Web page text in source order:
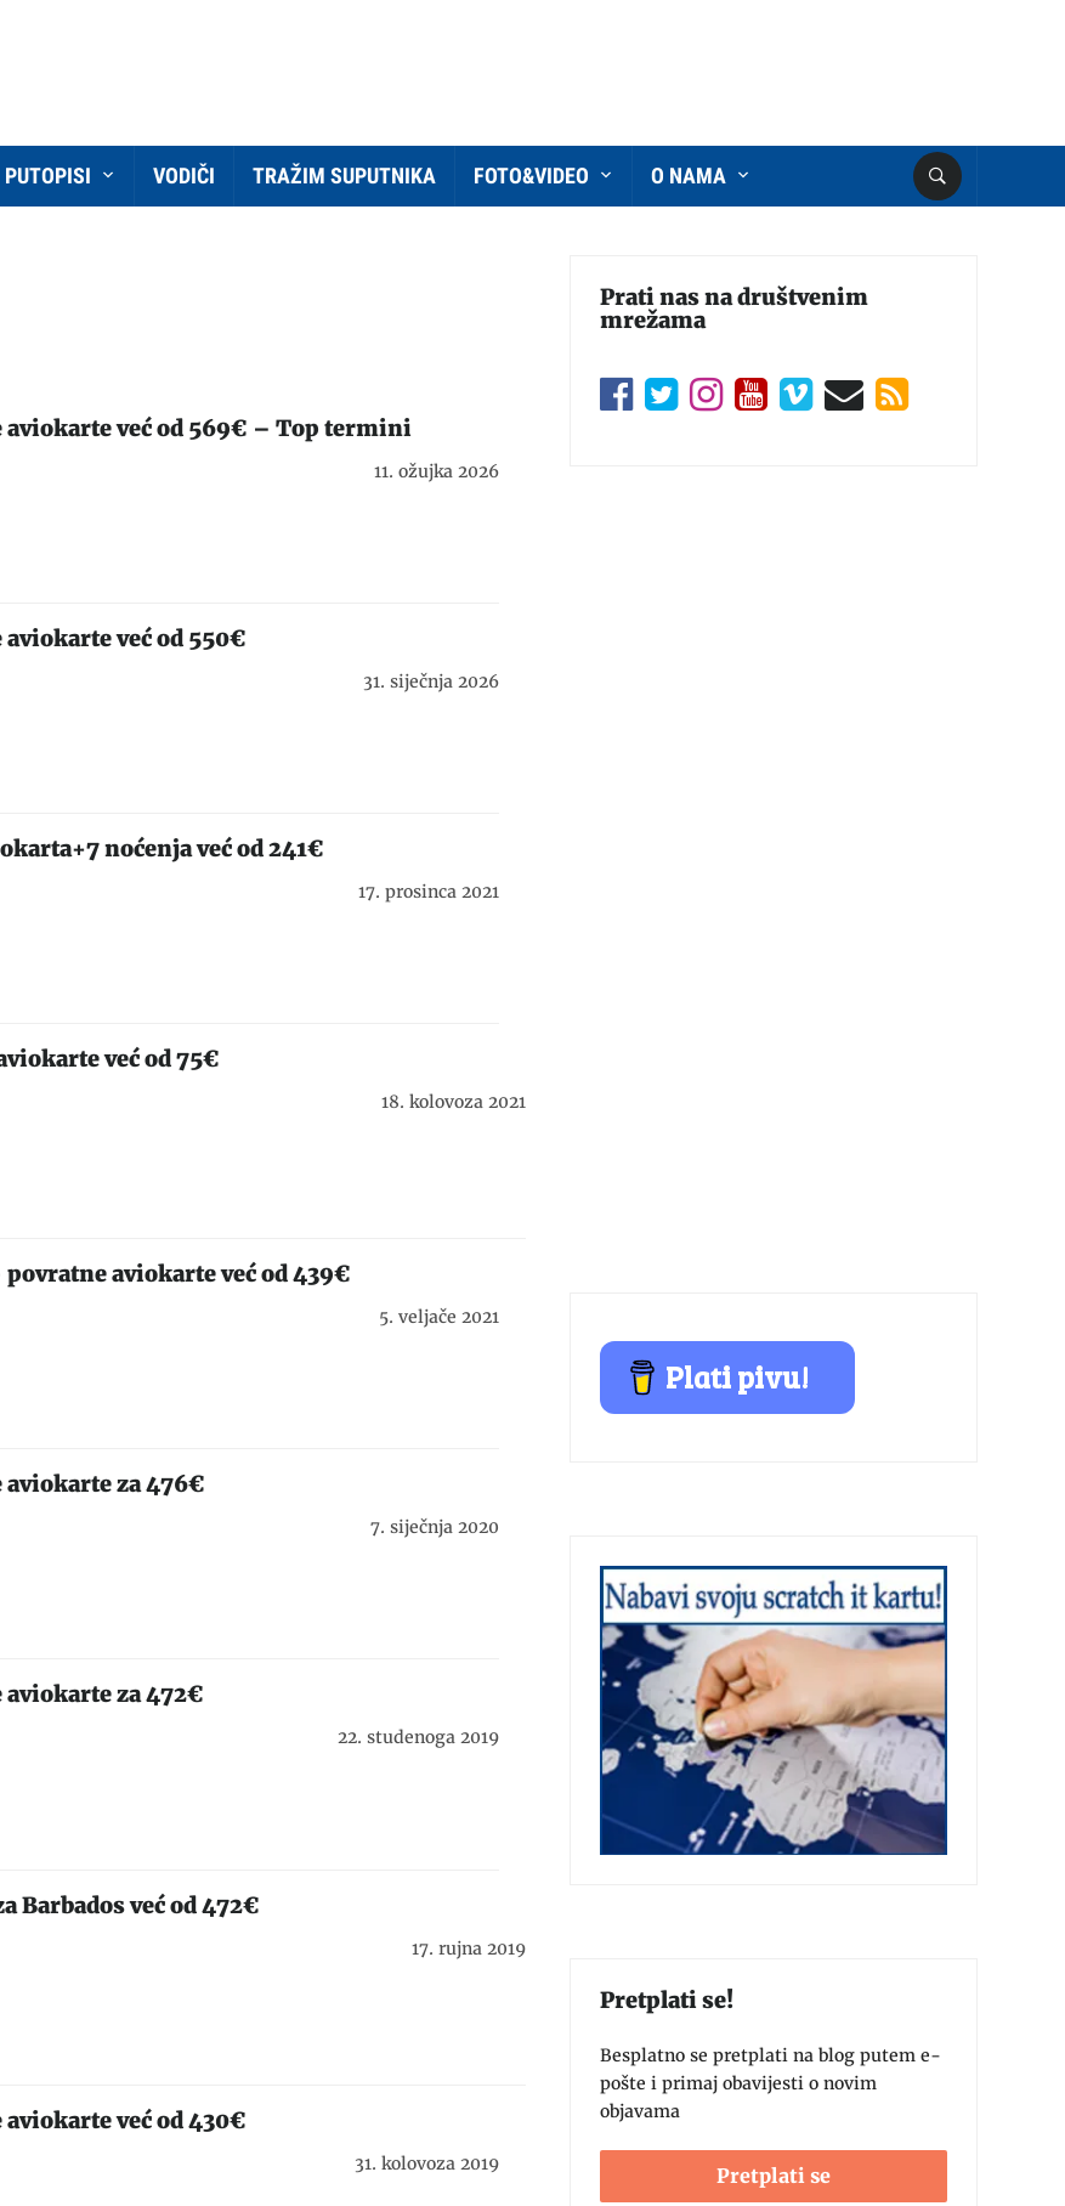
PUTOPISI VODIČI TRAŽIM SUPUTNIKA FOTO&VIDEO O NAMA
već od 569€ – Top termini
11. ožujka 2026
već od 550€
31. siječnja 2026
noćenja već od 241€
17. prosinca 2021
već od 75€
18. kolovoza 2021
aviokarte već od 439€
5. veljače 2021
aviokarte za 476€
7. siječnja 2020
za 472€
22. studenoga 2019
Barbados već od 472€
17. rujna 2019
već od 430€
31. kolovoza 2019
Prati nas na društvenim
mrežama
Plati pivu!
Pretplati se!
Besplatno se pretplati na blog putem e-
pošte i primaj obavijesti o novim
objavama
Pretplati se